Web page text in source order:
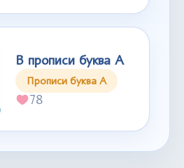
В прописи буква А
Прописи буква А
78